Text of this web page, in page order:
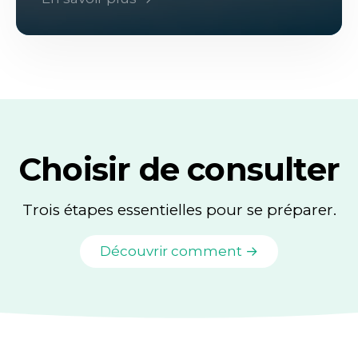
Choisir de consulter
Trois étapes essentielles pour se préparer.
Découvrir comment →